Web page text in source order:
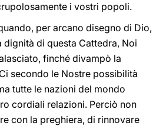
i vostri popoli.
per arcano disegno di Dio,
di questa Cattedra, Noi
finché divampò la
secondo le Nostre possibilità
tutte le nazioni del mondo
cordiali relazioni. Perciò non
con la preghiera, di rinnovare